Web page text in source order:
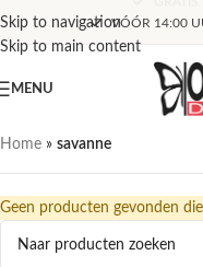
Skip to navigation
Skip to main content
VÓÓR 14:00
MENU
Home » savanne
Geen producten gevonden